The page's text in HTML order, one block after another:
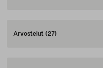
Arvostelut (27)